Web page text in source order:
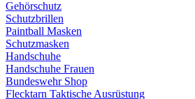
Gehörschutz
Schutzbrillen
Paintball Masken
Schutzmasken
Handschuhe
Handschuhe Frauen
Bundeswehr Shop
Flecktarn Taktische Ausrüstung